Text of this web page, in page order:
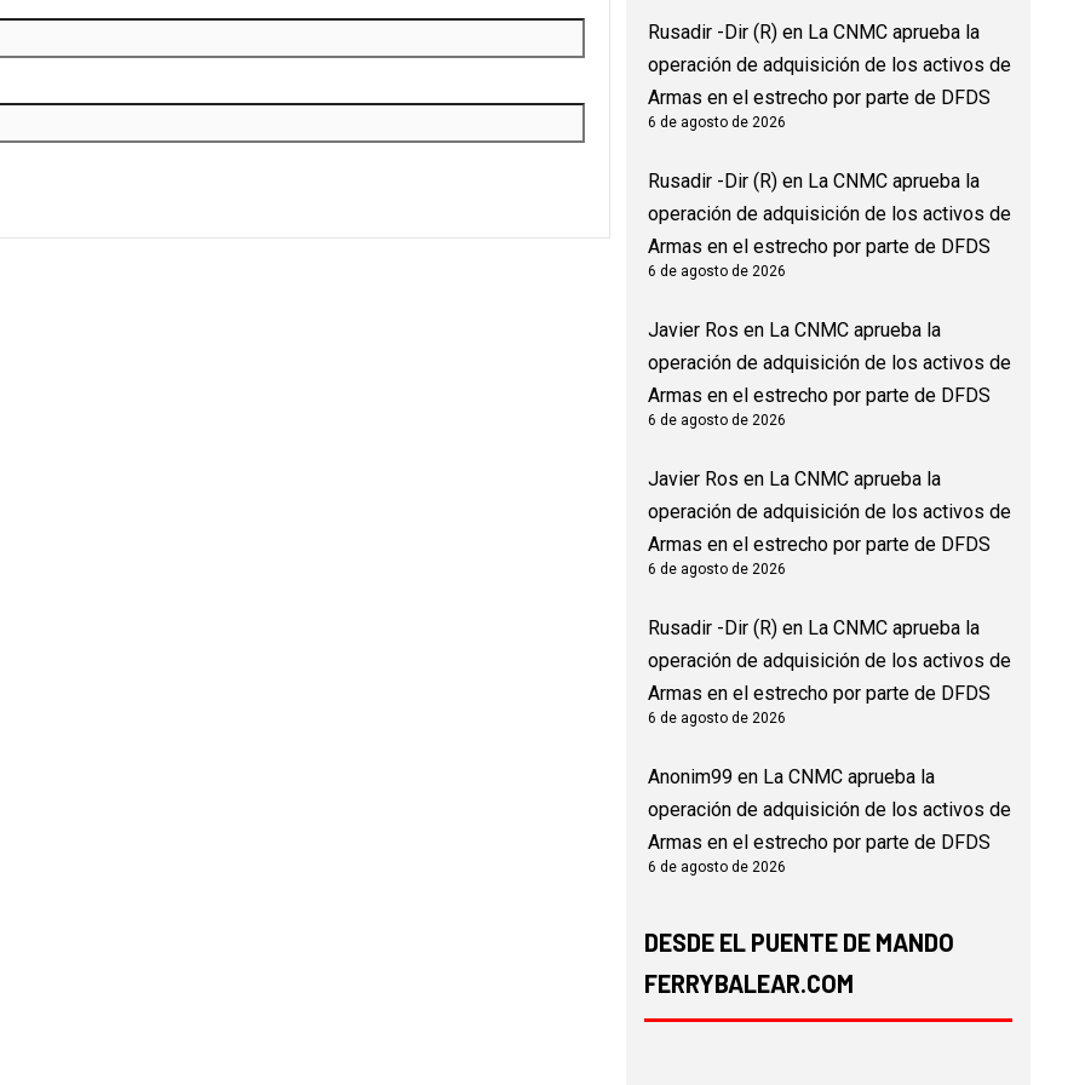
Rusadir -Dir (R)en La CNMC aprueba la
operación de adquisición de los activos de
Armas en el estrecho por parte de DFDS
6 de agosto de 2026
Rusadir -Dir (R)en La CNMC aprueba la
operación de adquisición de los activos de
Armas en el estrecho por parte de DFDS
6 de agosto de 2026
Javier Ros en La CNMC aprueba la
operación de adquisición de los activos de
Armas en el estrecho por parte de DFDS
6 de agosto de 2026
Javier Ros en La CNMC aprueba la
operación de adquisición de los activos de
Armas en el estrecho por parte de DFDS
6 de agosto de 2026
Rusadir -Dir (R)en La CNMC aprueba la
operación de adquisición de los activos de
Armas en el estrecho por parte de DFDS
6 de agosto de 2026
Anonim99en La CNMC aprueba la
operación de adquisición de los activos de
Armas en el estrecho por parte de DFDS
6 de agosto de 2026
DESDE EL PUENTE DE MANDO
FERRYBALEAR.COM